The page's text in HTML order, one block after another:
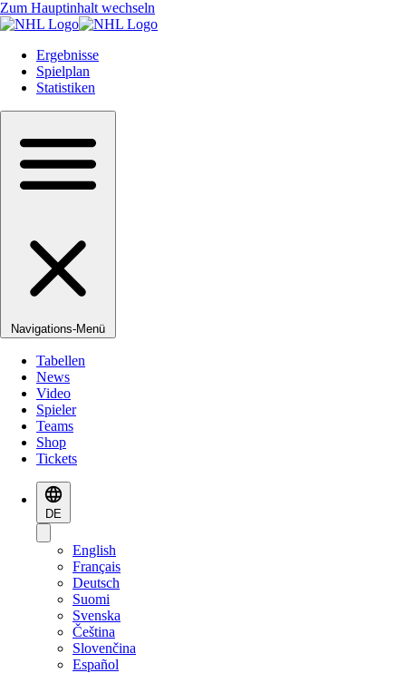
Zum Hauptinhalt wechseln
Ergebnisse
Spielplan
Statistiken
Navigations-Menü
Tabellen
News
Video
Spieler
Teams
Shop
Tickets
DE
English
Français
Deutsch
Suomi
Svenska
Čeština
Slovenčina
Español